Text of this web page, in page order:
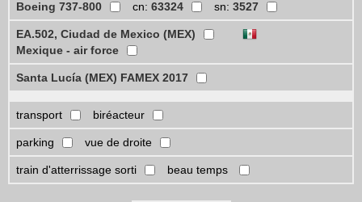
Boeing 737-800
cn: 63324 sn: 3527
EA.502, Ciudad de Mexico (MEX)
Mexique - air force
Santa Lucía (MEX) FAMEX 2017
transport biréacteur
parking vue de droite
train d'atterrissage sorti beau temps